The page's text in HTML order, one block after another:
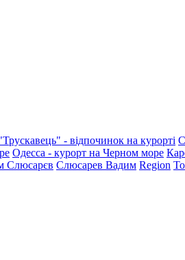
- відпочинок на курорті
Одесса - курорт на Черном море
Слюсарєв Слюсарев Вадим Region